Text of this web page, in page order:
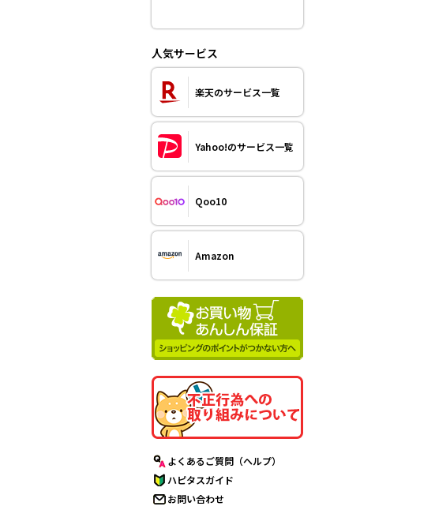
人気サービス
楽天のサービス一覧
Yahoo!のサービス一覧
Qoo10
Amazon
よくあるご質問（ヘルプ）
ハピタスガイド
お問い合わせ